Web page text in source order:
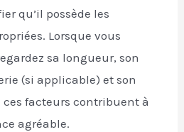
qu’il possède les
Lorsque vous
sa longueur, son
(si applicable) et son
facteurs contribuent à
agréable.